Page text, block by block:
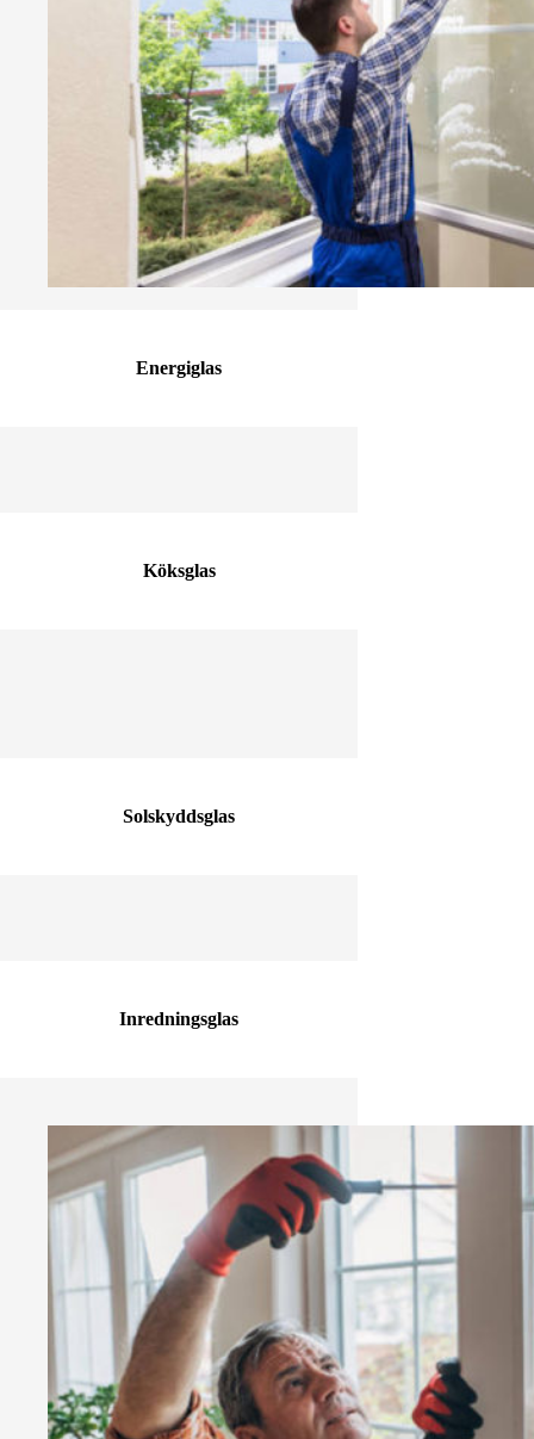
Energiglas
Köksglas
Solskyddsglas
Inredningsglas